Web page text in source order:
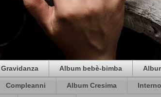
Gravidanza Album bebè-bimba
Compleanni Album Cresima